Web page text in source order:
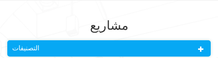
مشاريع
التصنيفات